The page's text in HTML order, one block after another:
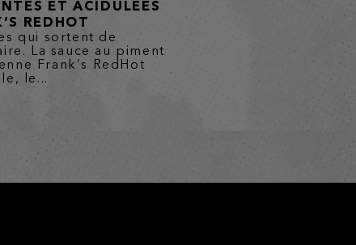
ET ACIDULÉES
REDHOT
qui sortent de
La sauce au piment
Frank’s RedHot
le...